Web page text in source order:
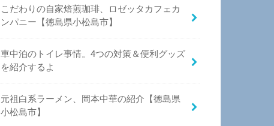
こだわりの自家焙煎珈琲、ロゼッタカフェカ
ンパニー【徳島県小松島市】
車中泊のトイレ事情。4つの対策＆便利グッズ
を紹介するよ
元祖白系ラーメン、岡本中華の紹介【徳島県
小松島市】